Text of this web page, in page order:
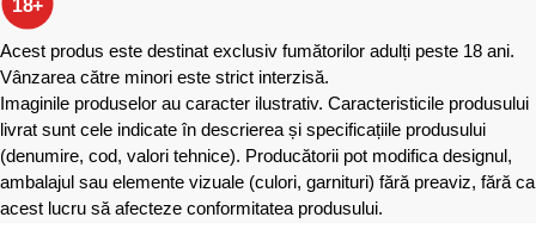
18+
Acest produs este destinat exclusiv fumătorilor adulți peste 18 ani.
Vânzarea către minori este strict interzisă.
Imaginile produselor au caracter ilustrativ. Caracteristicile produsului
livrat sunt cele indicate în descrierea și specificațiile produsului
(denumire, cod, valori tehnice). Producătorii pot modifica designul,
ambalajul sau elemente vizuale (culori, garnituri) fără preaviz, fără ca
acest lucru să afecteze conformitatea produsului.